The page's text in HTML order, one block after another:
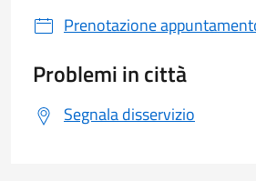
Prenotazione
Problemi in città
Segnala disservizio